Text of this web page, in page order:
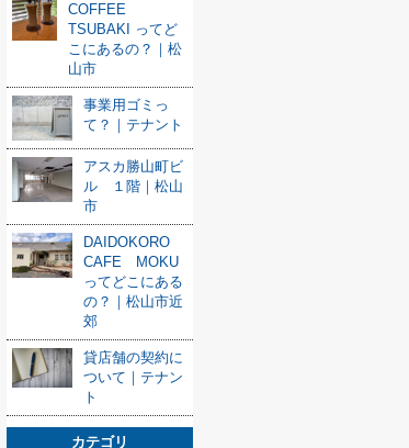
COFFEE
TSUBAKI ってど
こにあるの？｜松
山市
事業用ゴミっ
て？｜テナント
アスカ勝山町ビ
ル １階｜松山
市
DAIDOKORO
CAFE MOKU
ってどこにある
の？｜松山市近
郊
貸店舗の契約に
ついて｜テナン
ト
カテゴリ